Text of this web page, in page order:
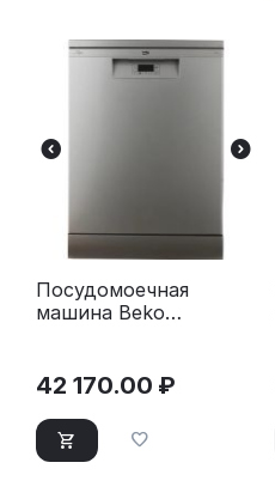
Посудомоечная
машина Beko
42 170.00 ₽